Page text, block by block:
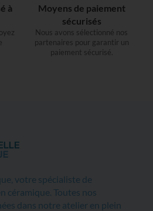
à
Moyens de paiement
sécurisés
Nous avons sélectionné nos
partenaires pour garantir un
paiement sécurisé.
votre spécialiste de
céramique. Toutes nos
dans notre atelier en plein